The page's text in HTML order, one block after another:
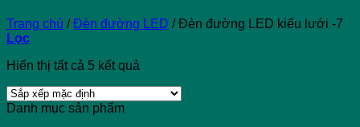
Trang chủ / Đèn đường LED /Đèn đường LED kiểu lưới -7
Lọc
Hiển thị tất cả 5 kết quả
Danh mục sản phẩm